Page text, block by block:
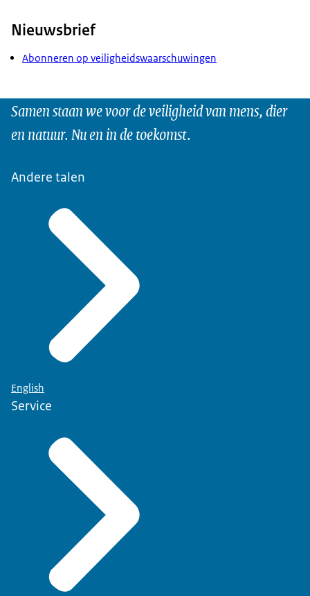
Nieuwsbrief
Abonneren op veiligheidswaarschuwingen
Samen staan we voor de veiligheid van mens, dier
en natuur. Nu en in de toekomst.
Andere talen
English
Service